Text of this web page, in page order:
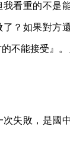
我看重的不是
了？如果對方
不能接受』。
次失敗，是國